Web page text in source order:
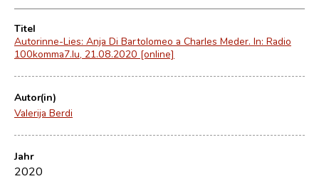
Titel
Autorinne-Lies: Anja Di Bartolomeo a Charles Meder. In: Radio
100komma7.lu, 21.08.2020 [online]
Autor(in)
Valerija Berdi
Jahr
2020